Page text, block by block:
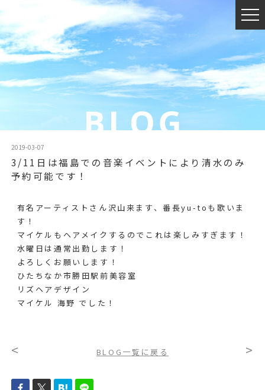
2019-03-07
3/11日は福島での音楽イベントにより清水のみ
予約可能です！
有名アーティストさん沢山来ます、番長yu-toも歌いま
す！
マイケルもヘアメイクするのでこれは楽しみすぎます！
水曜日は通常出勤します！
よろしくお願いします！
ひたちなか市勝田駅前美容室
リズヘアデザイン
マイケル 海野 でした！
< BLOG一覧に戻る >